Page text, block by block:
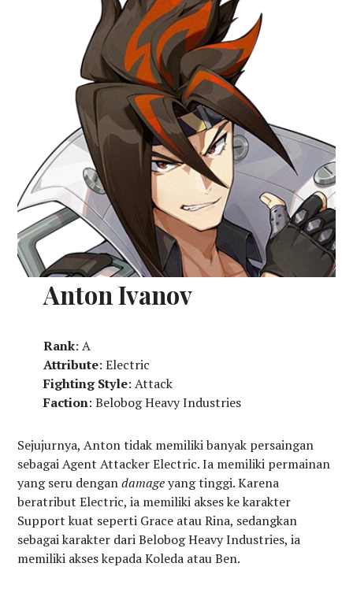
Anton Ivanov
Rank: A
Attribute: Electric
Fighting Style: Attack
Faction: Belobog Heavy Industries
Sejujurnya, Anton tidak memiliki banyak persaingan
sebagai Agent Attacker Electric. Ia memiliki permainan
yang seru dengandamageyang tinggi. Karena
beratribut Electric, ia memiliki akses ke karakter
Support kuat seperti Grace atau Rina, sedangkan
sebagai karakter dari Belobog Heavy Industries, ia
memiliki akses kepada Koleda atau Ben.